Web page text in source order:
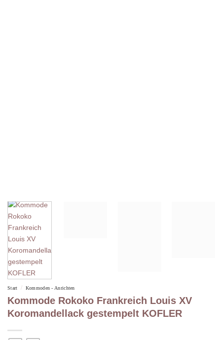
Start / Kommoden - Anrichten
Kommode Rokoko Frankreich Louis XV
Koromandellack gestempelt KOFLER